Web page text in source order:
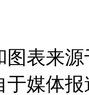
图表来
于媒体